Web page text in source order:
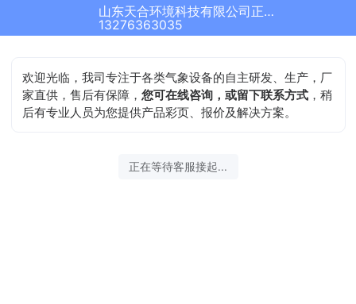
山东天合环境科技有限公司正在为您服务
13276363035
欢迎光临，我司专注于各类气象设备的自主研发、生产，厂
家直供，售后有保障，您可在线咨询，或留下联系方式 ，稍
后有专业人员为您提供产品彩页、报价及解决方案。
正在等待客服接起...